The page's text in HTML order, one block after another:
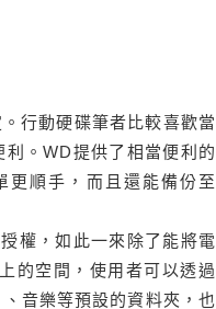
行動硬碟筆者比較喜歡當
。WD提供了相當便利的
更順手，而且還能備份至
權，如此一來除了能將電
的空間，使用者可以透過
音樂等預設的資料夾，也